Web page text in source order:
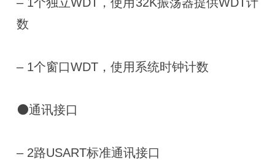
数
‒ 1个窗口WDT，使用系统时钟计数
⚫通讯接口
‒ 2路USART标准通讯接口